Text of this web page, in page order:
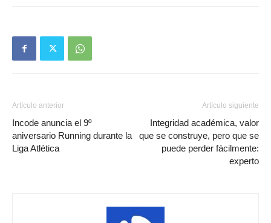
Artículo anterior
Incode anuncia el 9º
aniversario Running durante la
Liga Atlética
Artículo siguiente
Integridad académica, valor
que se construye, pero que se
puede perder fácilmente:
experto